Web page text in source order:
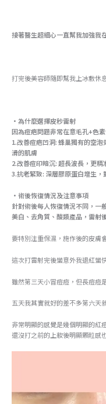
接著醫生超細心一直幫我加強我
打完後美容師隨即幫我上冰敷休
·為什麼選擇皮秒雷射
因為痘疤問題非常在意毛孔+色
1.改善痘疤凹洞: 蜂巢獨有的空
滑的肌膚
2.改善痘印暗沉: 超長波長，更
3.抗老緊致: 深層膠原蛋白增生
·術後恢復情況及注意事項
針對術後每人恢復情況不同，一
美白、去角質、酸類產品，雷射
要特別注重保濕，施作後的皮膚
這次打雷射完後蠻意外我退紅蠻
雖然第三天小冒痘痘，但長痘痘
五天我其實就好的差不多第六天
非常明顯的感覺是幾個明顯的紅
還沒打之前的上妝後明顯顆粒感